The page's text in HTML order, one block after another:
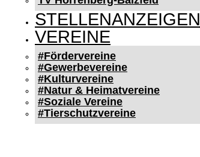
STELLENANZEIGEN
VEREINE
#Fördervereine
#Gewerbevereine
#Kulturvereine
#Natur & Heimatvereine
#Soziale Vereine
#Tierschutzvereine